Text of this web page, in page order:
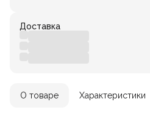
Доставка
О товаре Характеристики